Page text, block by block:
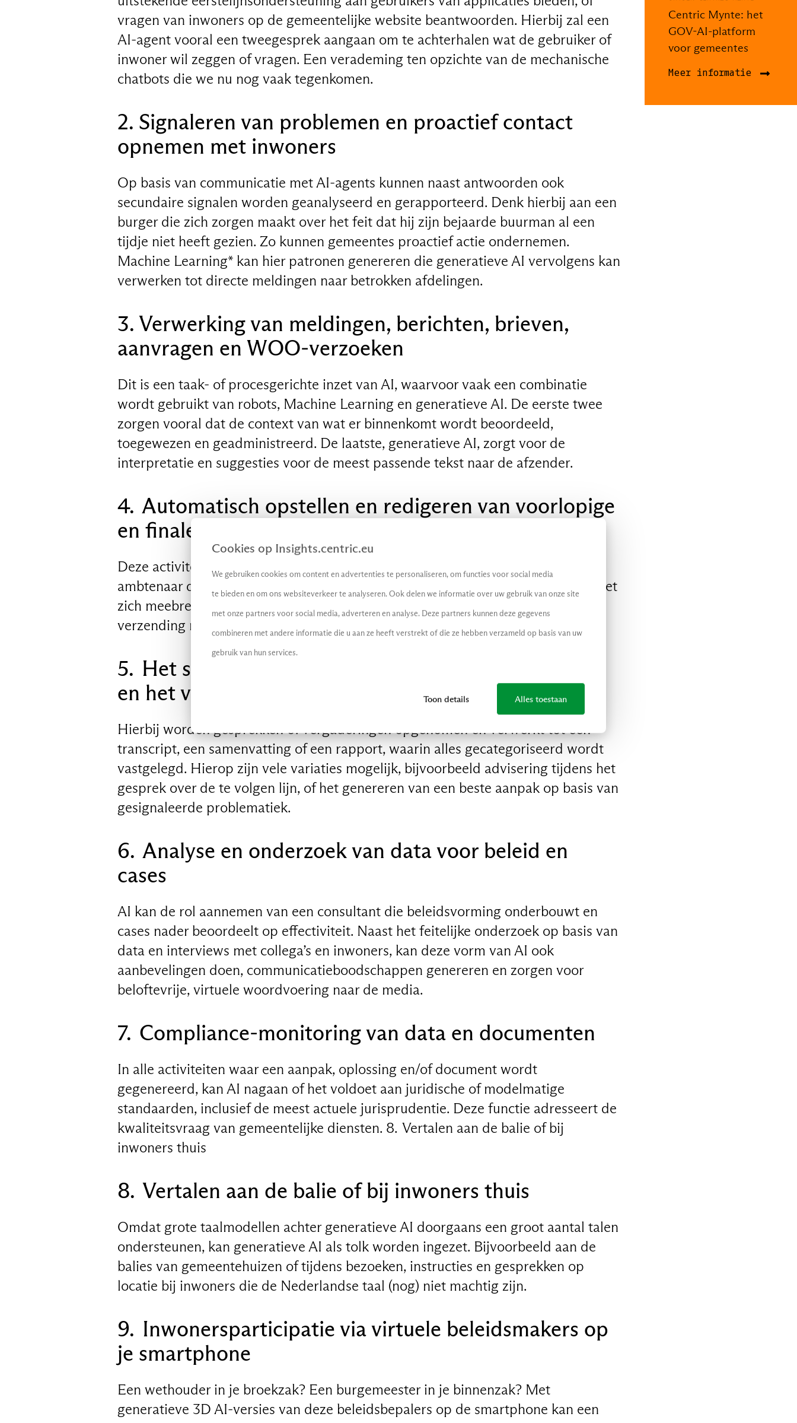
Cookies op Insights.centric.eu
We gebruiken cookies om content en advertenties te personaliseren, om functies voor social media
te bieden en om ons websiteverkeer te analyseren. Ook delen we informatie over uw gebruik van onze site
met onze partners voor social media, adverteren en analyse. Deze partners kunnen deze gegevens
combineren met andere informatie die u aan ze heeft verstrekt of die ze hebben verzameld op basis van uw
gebruik van hun services.
Toon details Alles toestaan
vragen van inwoners op de gemeentelijke website beantwoorden. Hierbij zal een
AI-agent vooral een tweegesprek aangaan om te achterhalen wat de gebruiker of
inwoner wil zeggen of vragen. Een verademing ten opzichte van de mechanische
chatbots die we nu nog vaak tegenkomen.
2. Signaleren van problemen en proactief contact
opnemen met inwoners
Op basis van communicatie met AI-agents kunnen naast antwoorden ook
secundaire signalen worden geanalyseerd en gerapporteerd. Denk hierbij aan een
burger die zich zorgen maakt over het feit dat hij zijn bejaarde buurman al een
tijdje niet heeft gezien. Zo kunnen gemeentes proactief actie ondernemen.
Machine Learning* kan hier patronen genereren die generatieve AI vervolgens kan
verwerken tot directe meldingen naar betrokken afdelingen.
3. Verwerking van meldingen, berichten, brieven,
aanvragen en WOO-verzoeken
Dit is een taak- of procesgerichte inzet van AI, waarvoor vaak een combinatie
wordt gebruikt van robots, Machine Learning en generatieve AI. De eerste twee
zorgen vooral dat de context van wat er binnenkomt wordt beoordeeld,
toegewezen en geadministreerd. De laatste, generatieve AI, zorgt voor de
interpretatie en suggesties voor de meest passende tekst naar de afzender.
4. Automatisch opstellen en redigeren van voorlopige
en finale beschikkingen
Deze activiteit ligt in het verlengde van het punt hierboven en scheelt een
ambtenaar de administratieve last die formele communicatie naar de inwoner met
zich meebrengt. Zelfs al verdient het de aanbeveling de laatste stap van
verzending nog langs menselijke ogen te laten gaan.
5. Het samenvatten van een gesprek of vergadering
en het vastleggen daarvan
Hierbij worden gesprekken of vergaderingen opgenomen en verwerkt tot een
transcript, een samenvatting of een rapport, waarin alles gecategoriseerd wordt
vastgelegd. Hierop zijn vele variaties mogelijk, bijvoorbeeld advisering tijdens het
gesprek over de te volgen lijn, of het genereren van een beste aanpak op basis van
gesignaleerde problematiek.
6. Analyse en onderzoek van data voor beleid en
cases
AI kan de rol aannemen van een consultant die beleidsvorming onderbouwt en
cases nader beoordeelt op effectiviteit. Naast het feitelijke onderzoek op basis van
data en interviews met collega’s en inwoners, kan deze vorm van AI ook
aanbevelingen doen, communicatieboodschappen genereren en zorgen voor
beloftevrije, virtuele woordvoering naar de media.
7. Compliance-monitoring van data en documenten
In alle activiteiten waar een aanpak, oplossing en/of document wordt
gegenereerd, kan AI nagaan of het voldoet aan juridische of modelmatige
standaarden, inclusief de meest actuele jurisprudentie. Deze functie adresseert de
kwaliteitsvraag van gemeentelijke diensten. 8. Vertalen aan de balie of bij
inwoners thuis
8. Vertalen aan de balie of bij inwoners thuis
Omdat grote taalmodellen achter generatieve AI doorgaans een groot aantal talen
ondersteunen, kan generatieve AI als tolk worden ingezet. Bijvoorbeeld aan de
balies van gemeentehuizen of tijdens bezoeken, instructies en gesprekken op
locatie bij inwoners die de Nederlandse taal (nog) niet machtig zijn.
9. Inwonersparticipatie via virtuele beleidsmakers op
je smartphone
Een wethouder in je broekzak? Een burgemeester in je binnenzak? Met
generatieve 3D AI-versies van deze beleidsbepalers op de smartphone kan een
Centric Mynte: het
GOV-AI-platform
voor gemeentes
Meer informatie